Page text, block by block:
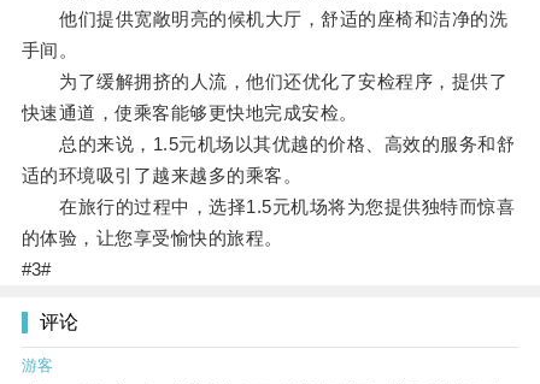
他们提供宽敞明亮的候机大厅，舒适的座椅和洁净的洗
手间。
为了缓解拥挤的人流，他们还优化了安检程序，提供了
快速通道，使乘客能够更快地完成安检。
总的来说，1.5元机场以其优越的价格、高效的服务和舒
适的环境吸引了越来越多的乘客。
在旅行的过程中，选择1.5元机场将为您提供独特而惊喜
的体验，让您享受愉快的旅程。
#3#
评论
游客